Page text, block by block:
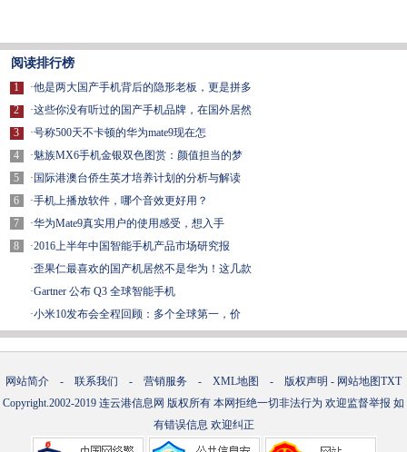
阅读排行榜
1
2
3
4
5
6
7
8
·他是两大国产手机背后的隐形老板，更是拼多
·这些你没有听过的国产手机品牌，在国外居然
·号称500天不卡顿的华为mate9现在怎
·魅族MX6手机金银双色图赏：颜值担当的梦
· 国际港澳台侨生英才培养计划的分析与解读
·手机上播放软件，哪个音效更好用？
·华为Mate9真实用户的使用感受，想入手
·2016上半年中国智能手机产品市场研究报
·歪果仁最喜欢的国产机居然不是华为！这几款
·Gartner 公布 Q3 全球智能手机
·小米10发布会全程回顾：多个全球第一，价
网站简介 - 联系我们 - 营销服务 - XML地图 - 版权声明 - 网站地图TXT
Copyright.2002-2019 连云港信息网 版权所有 本网拒绝一切非法行为 欢迎监督举报 如
有错误信息 欢迎纠正